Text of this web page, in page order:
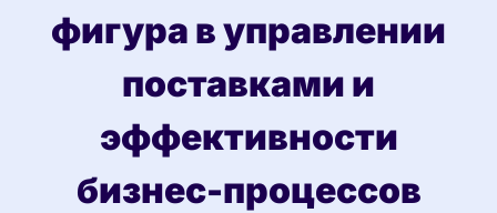
фигура в управлении
поставками и
эффективности
бизнес-процессов